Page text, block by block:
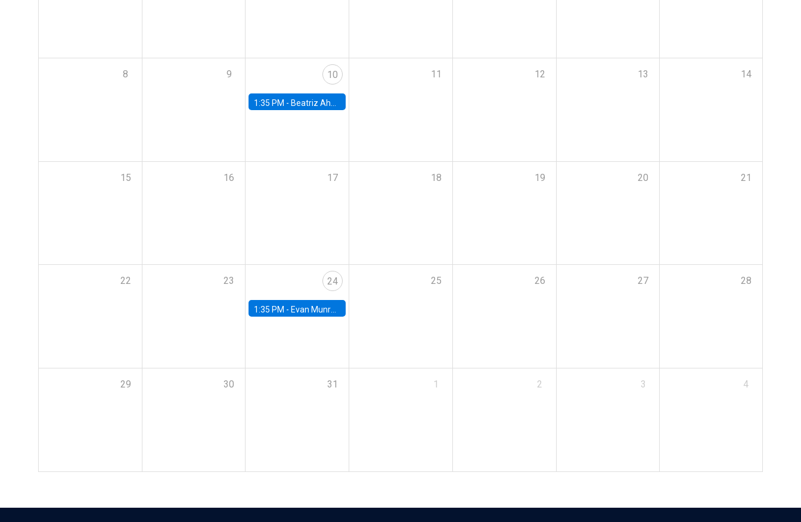
8 9 10
1:35 PM - Beatriz Ahumada, PhD candidate, Universidad de Pittsburgh
11 12 13 14
15 16 17 18 19 20 21
22 23 24
1:35 PM - Evan Munro, Neyman Visiting Assistant Professor in the Department of Statistics at UC Berkeley
25 26 27 28
29 30 31 1 2 3 4